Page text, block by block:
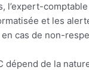
et les
cas de non-
dépend de la